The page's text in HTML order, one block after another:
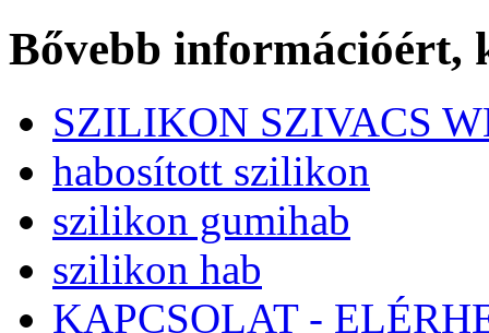
Bővebb
SZILIKON SZIVACS
habosított szilikon
szilikon gumihab
szilikon hab
KAPCSOLAT -